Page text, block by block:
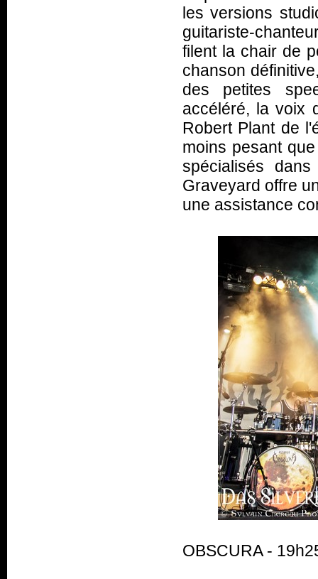
les versions
guitariste-
filent la chair de
chanson
des petites
accéléré, la voix
Robert Plant de
moins pesant
spécialisés
Graveyard offre
une assistance
OBSCURA -